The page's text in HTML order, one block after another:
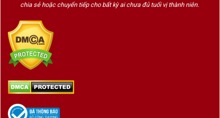
Dùng Khi Nào Và Với Món Gì?
Thưởng thức riêng trong các dịp đặc biệt, tiệc
tối sang trọng
ngọt caramel, panna cotta, bánh tart trái cây
Tuyệt vời khi dùng như
chia sẻ hoặc chuyển tiếp cho bất kỳ ai chưa đủ tuổi vị thành niên.